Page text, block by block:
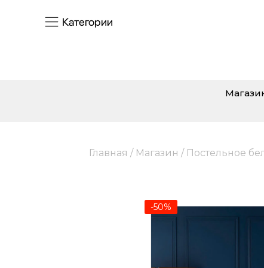
Категории
Главная / Магазин / Постельное
-50%